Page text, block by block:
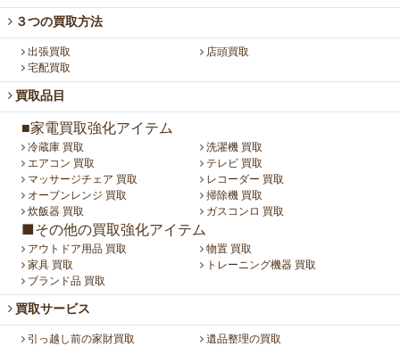
３つの買取方法
出張買取
店頭買取
宅配買取
買取品目
■家電買取強化アイテム
冷蔵庫 買取
洗濯機 買取
エアコン 買取
テレビ 買取
マッサージチェア 買取
レコーダー 買取
オーブンレンジ 買取
掃除機 買取
炊飯器 買取
ガスコンロ 買取
■その他の買取強化アイテム
アウトドア用品 買取
物置 買取
家具 買取
トレーニング機器 買取
ブランド品 買取
買取サービス
引っ越し前の家財買取 遺品整理の買取